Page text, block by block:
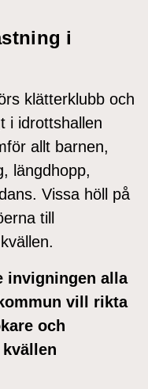
i
klätterklubb och
i idrottshallen
allt barnen,
längdhopp,
Vissa höll på
till
invigningen alla
vill rikta
och